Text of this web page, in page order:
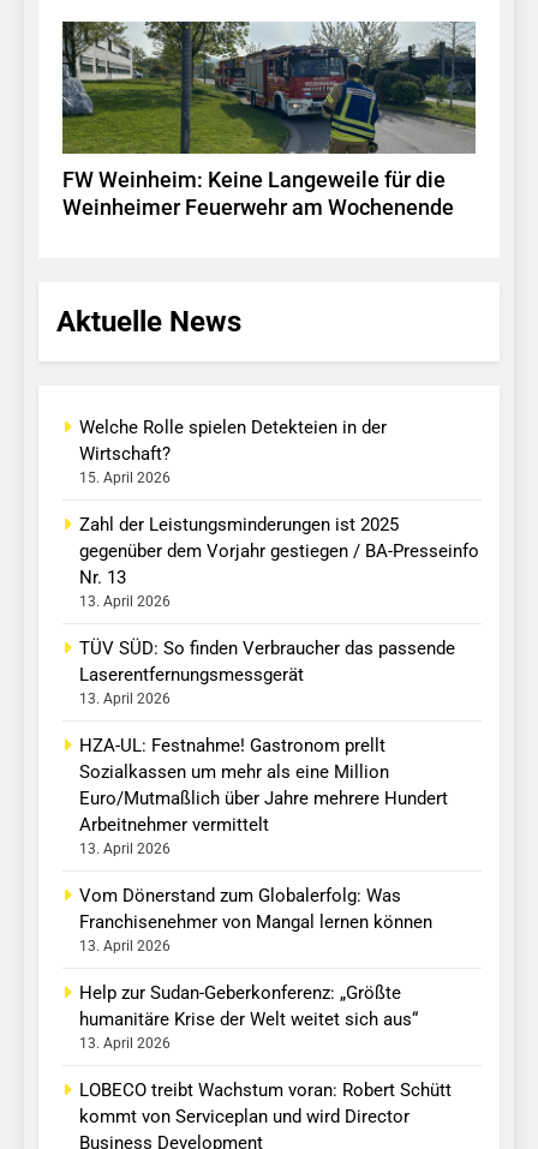
FW Weinheim: Keine Langeweile für die
Weinheimer Feuerwehr am Wochenende
Aktuelle News
Welche Rolle spielen Detekteien in der
Wirtschaft?
15. April 2026
Zahl der Leistungsminderungen ist 2025
gegenüber dem Vorjahr gestiegen / BA-Presseinfo
Nr. 13
13. April 2026
TÜV SÜD: So finden Verbraucher das passende
Laserentfernungsmessgerät
13. April 2026
HZA-UL: Festnahme! Gastronom prellt
Sozialkassen um mehr als eine Million
Euro/Mutmaßlich über Jahre mehrere Hundert
Arbeitnehmer vermittelt
13. April 2026
Vom Dönerstand zum Globalerfolg: Was
Franchisenehmer von Mangal lernen können
13. April 2026
Help zur Sudan-Geberkonferenz: „Größte
humanitäre Krise der Welt weitet sich aus“
13. April 2026
LOBECO treibt Wachstum voran: Robert Schütt
kommt von Serviceplan und wird Director
Business Development